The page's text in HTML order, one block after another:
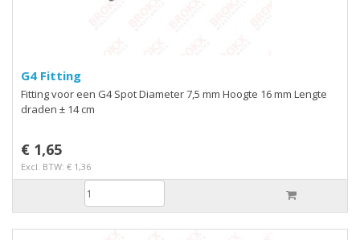
G4 Fitting
Fitting voor een G4 Spot Diameter 7,5 mm Hoogte 16 mm Lengte
draden ± 14 cm
€ 1,65
Excl. BTW: € 1,36